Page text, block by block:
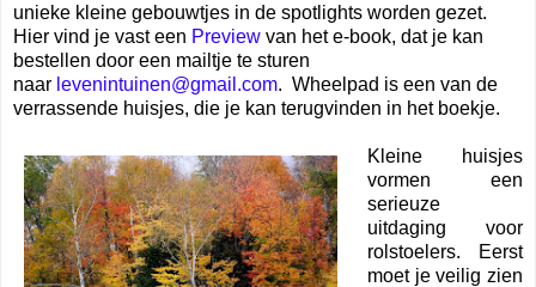
unieke kleine gebouwtjes in de spotlights worden gezet.
Hier vind je vast een Preview van het e-book, dat je kan
bestellen door een mailtje te sturen
naar levenintuinen@gmail.com. Wheelpad is een van de
verrassende huisjes, die je kan terugvinden in het boekje.
Kleine huisjes
vormen een
serieuze
uitdaging voor
rolstoelers. Eerst
moet je veilig zien